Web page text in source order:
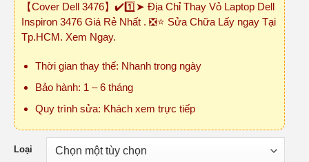
₫150,000
đến
【Cover Dell 3476】✔️1️⃣➤ Địa Chỉ Thay Vỏ Laptop Dell
Inspiron 3476 Giá Rẻ Nhất . ❎⭐ Sửa Chữa Lấy ngay Tại
Tp.HCM. Xem Ngay.
Thời gian thay thế: Nhanh trong ngày
Bảo hành: 1 – 6 tháng
Quy trình sửa: Khách xem trực tiếp
Loại